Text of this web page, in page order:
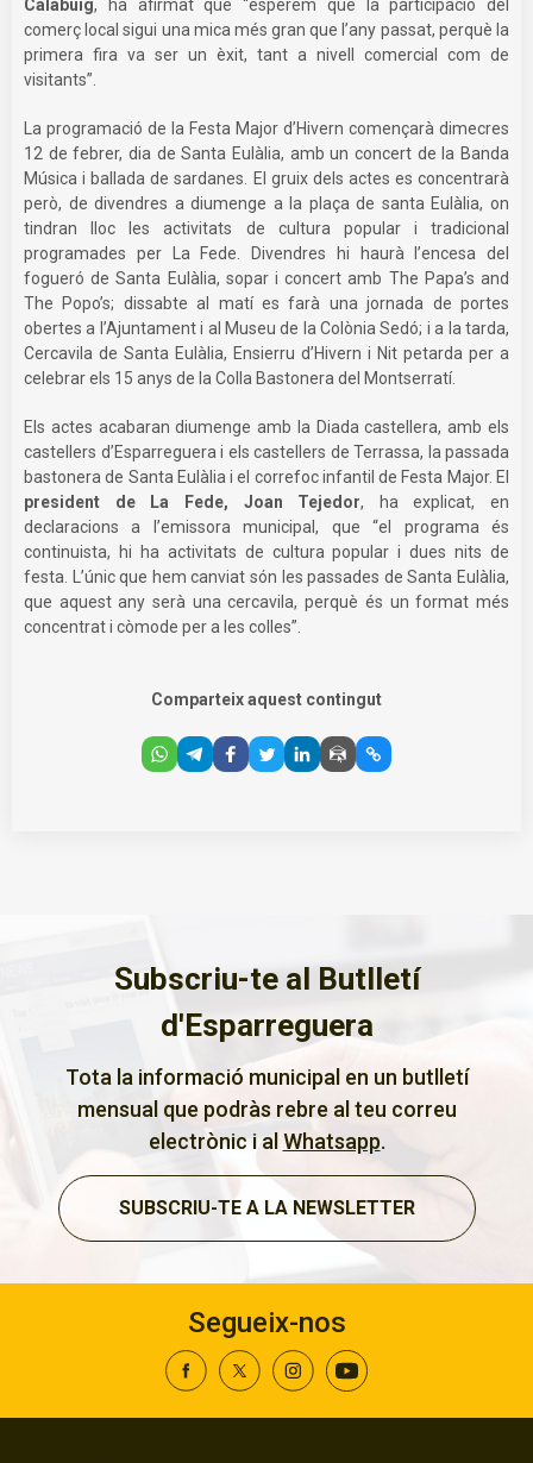
Calabuig, ha afirmat que “esperem que la participació del
comerç local sigui una mica més gran que l’any passat, perquè la
primera fira va ser un èxit, tant a nivell comercial com de
visitants”.
La programació de la Festa Major d’Hivern començarà dimecres
12 de febrer, dia de Santa Eulàlia, amb un concert de la Banda
Música i ballada de sardanes. El gruix dels actes es concentrarà
però, de divendres a diumenge a la plaça de santa Eulàlia, on
tindran lloc les activitats de cultura popular i tradicional
programades per La Fede. Divendres hi haurà l’encesa del
fogueró de Santa Eulàlia, sopar i concert amb The Papa’s and
The Popo’s; dissabte al matí es farà una jornada de portes
obertes a l’Ajuntament i al Museu de la Colònia Sedó; i a la tarda,
Cercavila de Santa Eulàlia, Ensierru d’Hivern i Nit petarda per a
celebrar els 15 anys de la Colla Bastonera del Montserratí.
Els actes acabaran diumenge amb la Diada castellera, amb els
castellers d’Esparreguera i els castellers de Terrassa, la passada
bastonera de Santa Eulàlia i el correfoc infantil de Festa Major. El
president de La Fede, Joan Tejedor, ha explicat, en
declaracions a l’emissora municipal, que “el programa és
continuista, hi ha activitats de cultura popular i dues nits de
festa. L’únic que hem canviat són les passades de Santa Eulàlia,
que aquest any serà una cercavila, perquè és un format més
concentrat i còmode per a les colles”.
Comparteix aquest contingut
Subscriu-te al Butlletí
d'Esparreguera
Tota la informació municipal en un butlletí
mensual que podràs rebre al teu correu
electrònic i alWhatsapp.
SUBSCRIU-TE A LA NEWSLETTER
Segueix-nos